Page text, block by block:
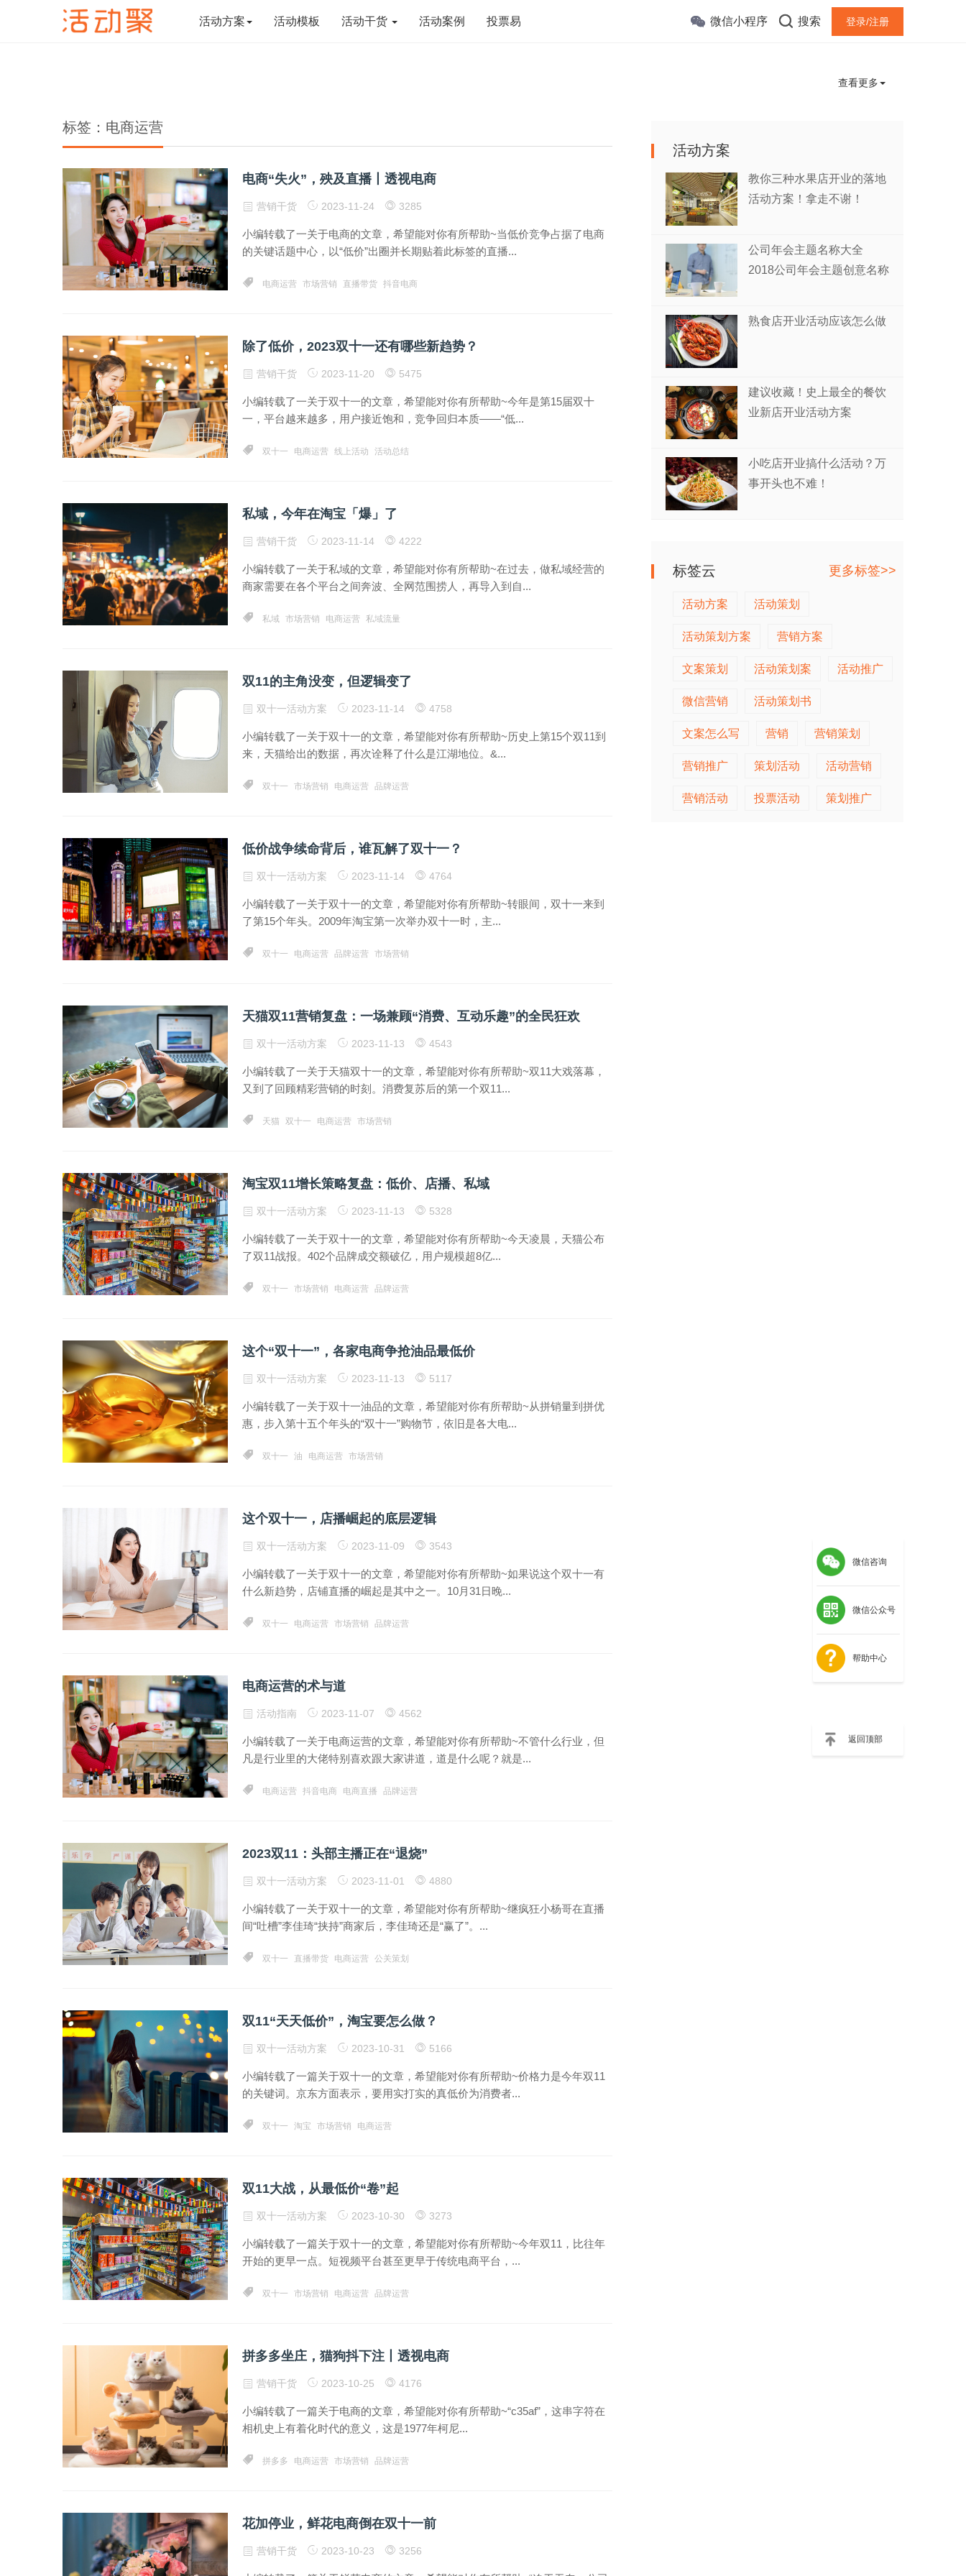
活动方案 活动模板 活动干货 活动案例 投票易 微信小程序 搜索 登录/注册
查看更多
标签：电商运营
电商“失火”，殃及直播丨透视电商
营销干货 2023-11-24 3285
小编转载了一关于电商的文章，希望能对你有所帮助~当低价竞争占据了电商
的关键话题中心，以“低价”出圈并长期贴着此标签的直播...
电商运营 市场营销 直播带货 抖音电商
除了低价，2023双十一还有哪些新趋势？
营销干货 2023-11-20 5475
小编转载了一关于双十一的文章，希望能对你有所帮助~今年是第15届双十
一，平台越来越多，用户接近饱和，竞争回归本质——“低...
双十一 电商运营 线上活动 活动总结
私域，今年在淘宝「爆」了
营销干货 2023-11-14 4222
小编转载了一关于私域的文章，希望能对你有所帮助~在过去，做私域经营的
商家需要在各个平台之间奔波、全网范围捞人，再导入到自...
私域 市场营销 电商运营 私域流量
双11的主角没变，但逻辑变了
双十一活动方案 2023-11-14 4758
小编转载了一关于双十一的文章，希望能对你有所帮助~历史上第15个双11到
来，天猫给出的数据，再次诠释了什么是江湖地位。&...
双十一 市场营销 电商运营 品牌运营
低价战争续命背后，谁瓦解了双十一？
双十一活动方案 2023-11-14 4764
小编转载了一关于双十一的文章，希望能对你有所帮助~转眼间，双十一来到
了第15个年头。2009年淘宝第一次举办双十一时，主...
双十一 电商运营 品牌运营 市场营销
​天猫双11营销复盘：一场兼顾“消费、互动乐趣”的全民狂欢
双十一活动方案 2023-11-13 4543
小编转载了一关于天猫双十一的文章，希望能对你有所帮助~双11大戏落幕，
又到了回顾精彩营销的时刻。消费复苏后的第一个双11...
天猫 双十一 电商运营 市场营销
淘宝双11增长策略复盘：低价、店播、私域
双十一活动方案 2023-11-13 5328
小编转载了一关于双十一的文章，希望能对你有所帮助~今天凌晨，天猫公布
了双11战报。402个品牌成交额破亿，用户规模超8亿...
双十一 市场营销 电商运营 品牌运营
这个“双十一”，各家电商争抢油品最低价
双十一活动方案 2023-11-13 5117
小编转载了一关于双十一油品的文章，希望能对你有所帮助~从拼销量到拼优
惠，步入第十五个年头的“双十一”购物节，依旧是各大电...
双十一 油 电商运营 市场营销
这个双十一，店播崛起的底层逻辑
双十一活动方案 2023-11-09 3543
小编转载了一关于双十一的文章，希望能对你有所帮助~如果说这个双十一有
什么新趋势，店铺直播的崛起是其中之一。10月31日晚...
双十一 电商运营 市场营销 品牌运营
电商运营的术与道
活动指南 2023-11-07 4562
小编转载了一关于电商运营的文章，希望能对你有所帮助~不管什么行业，但
凡是行业里的大佬特别喜欢跟大家讲道，道是什么呢？就是...
电商运营 抖音电商 电商直播 品牌运营
2023双11：头部主播正在“退烧”
双十一活动方案 2023-11-01 4880
小编转载了一关于双十一的文章，希望能对你有所帮助~继疯狂小杨哥在直播
间“吐槽”李佳琦“挟持”商家后，李佳琦还是“赢了”。...
双十一 直播带货 电商运营 公关策划
双11“天天低价”，淘宝要怎么做？
双十一活动方案 2023-10-31 5166
小编转载了一篇关于双十一的文章，希望能对你有所帮助~价格力是今年双11
的关键词。京东方面表示，要用实打实的真低价为消费者...
双十一 淘宝 市场营销 电商运营
双11大战，从最低价“卷”起
双十一活动方案 2023-10-30 3273
小编转载了一篇关于双十一的文章，希望能对你有所帮助~今年双11，比往年
开始的更早一点。短视频平台甚至更早于传统电商平台，...
双十一 市场营销 电商运营 品牌运营
拼多多坐庄，猫狗抖下注丨透视电商
营销干货 2023-10-25 4176
小编转载了一篇关于电商的文章，希望能对你有所帮助~“c35af”，这串字符在
相机史上有着化时代的意义，这是1977年柯尼...
拼多多 电商运营 市场营销 品牌运营
花加停业，鲜花电商倒在双十一前
营销干货 2023-10-23 3256
活动方案
教你三种水果店开业的落地
活动方案！拿走不谢！
公司年会主题名称大全
2018公司年会主题创意名称
熟食店开业活动应该怎么做
建议收藏！史上最全的餐饮
业新店开业活动方案
小吃店开业搞什么活动？万
事开头也不难！
标签云 更多标签>>
活动方案 活动策划
活动策划方案 营销方案
文案策划 活动策划案 活动推广
微信营销 活动策划书
文案怎么写 营销 营销策划
营销推广 策划活动 活动营销
营销活动 投票活动 策划推广
微信咨询
微信公众号
帮助中心
返回顶部